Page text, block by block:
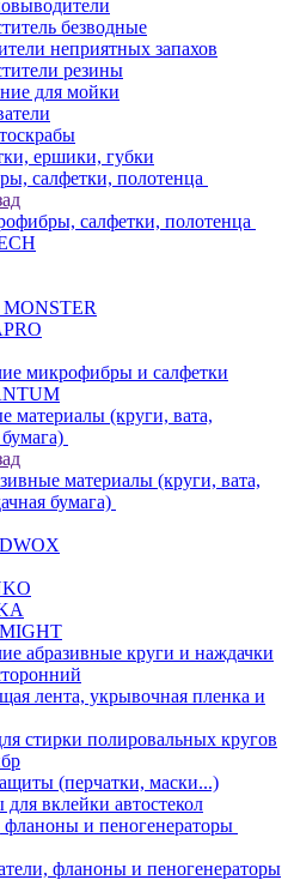
безводные
неприятных запахов
резины
для мойки
ершики, губки
салфетки, полотенца
салфетки, полотенца
микрофибры и салфетки
материалы (круги, вата,
материалы (круги, вата,
бумага)
абразивные круги и наждачки
лента, укрывочная пленка и
стирки полировальных кругов
(перчатки, маски...)
вклейки автостекол
и пеногенераторы
фланоны и пеногенераторы